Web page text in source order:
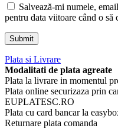
Salvează-mi numele,
pentru data viitoare când o să
Plata si Livrare
Modalitati de plata agreate
Plata la livrare in momentul
Plata online securizaza prin
EUPLATESC.RO
Plata cu card bancar la
Returnare plata comanda